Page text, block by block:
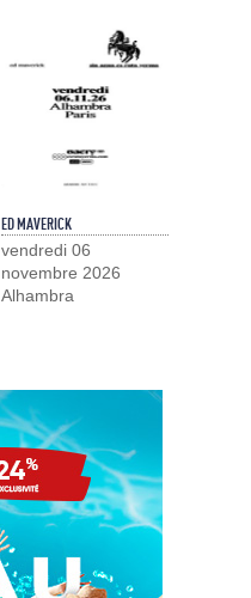
ED MAVERICK
vendredi 06
novembre 2026
Alhambra